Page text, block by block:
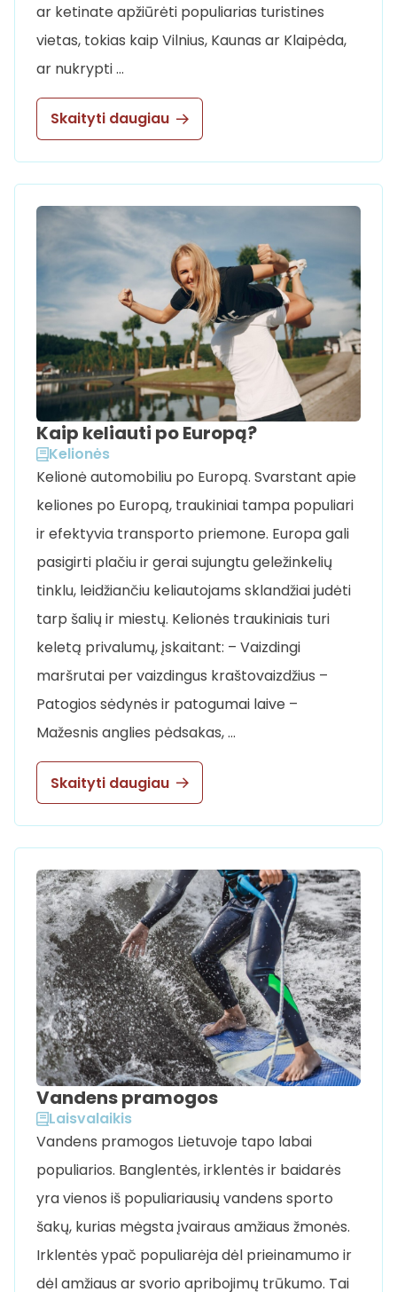
ar ketinate apžiūrėti populiarias turistines
vietas, tokias kaip Vilnius, Kaunas ar Klaipėda,
ar nukrypti …
Skaityti daugiau
Kaip keliauti po Europą?
Kelionės
Kelionė automobiliu po Europą. Svarstant apie
keliones po Europą, traukiniai tampa populiari
ir efektyvia transporto priemone. Europa gali
pasigirti plačiu ir gerai sujungtu geležinkelių
tinklu, leidžiančiu keliautojams sklandžiai judėti
tarp šalių ir miestų. Kelionės traukiniais turi
keletą privalumų, įskaitant: – Vaizdingi
maršrutai per vaizdingus kraštovaizdžius –
Patogios sėdynės ir patogumai laive –
Mažesnis anglies pėdsakas, …
Skaityti daugiau
Vandens pramogos
Laisvalaikis
Vandens pramogos Lietuvoje tapo labai
populiarios. Banglentės, irklentės ir baidarės
yra vienos iš populiariausių vandens sporto
šakų, kurias mėgsta įvairaus amžiaus žmonės.
Irklentės ypač populiarėja dėl prieinamumo ir
dėl amžiaus ar svorio apribojimų trūkumo. Tai